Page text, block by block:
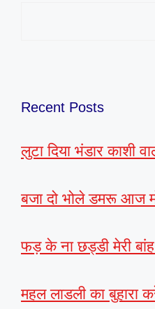
Recent Posts
लुटा दिया भंडार काशी
बजा दो भोले डमरू आज
फड़ के ना छड्डी मेरी
महल लाडली का बुहारा